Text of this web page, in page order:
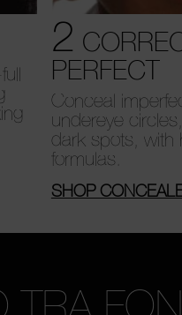
2
PERFECT
Conceal
undereye
dark spots, with
formulas.
SHOP